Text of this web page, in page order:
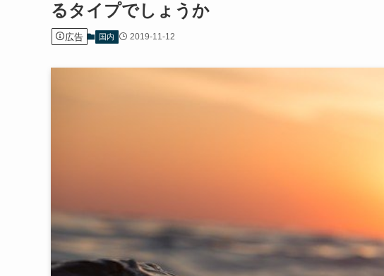
るタイプでしょうか
広告 国内 2019-11-12